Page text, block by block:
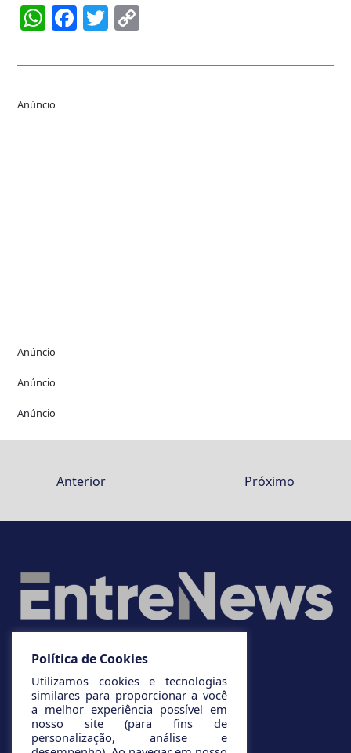
WhatsApp
Facebook
Twitter
Anúncio
Anúncio
Anúncio
Anúncio
Anterior Próximo
Política de Cookies
Utilizamos cookies e tecnologias
similares para proporcionar a você
a melhor experiência possível em
nosso site (para fins de
personalização, análise e